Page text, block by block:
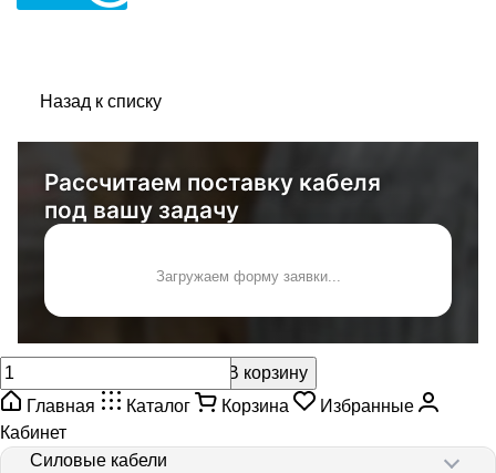
Назад к списку
Рассчитаем поставку кабеля
под вашу задачу
Загружаем форму заявки...
В корзину
Главная
Каталог Корзина
Избранные
Кабинет
Силовые кабели